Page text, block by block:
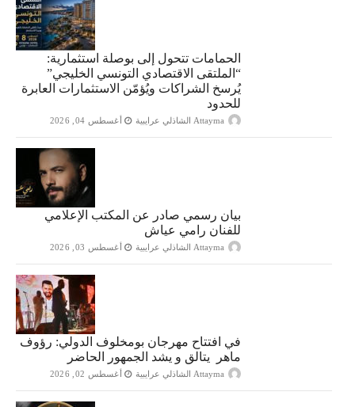
الحمامات تتحول إلى بوصلة استثمارية:
“الملتقى الاقتصادي التونسي الخليجي”
يُرسخ الشراكات ويُؤمّن الاستثمارات العابرة
للحدود
Attayma الشاذلي عرايبية أغسطس 04, 2026
بيان رسمي صادر عن المكتب الإعلامي
للفنان رامي عياش
Attayma الشاذلي عرايبية أغسطس 03, 2026
في افتتاح مهرجان بومخلوف الدولي: رؤوف
ماهر يتالق و يشد الجمهور الحاضر
Attayma الشاذلي عرايبية أغسطس 02, 2026